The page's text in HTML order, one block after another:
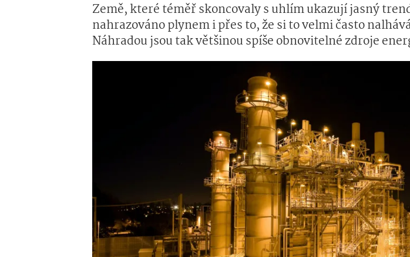
Země, které téměř skoncovaly s uhlím ukazují jasný
nahrazováno plynem i přes to, že si to velmi často
Náhradou jsou tak většinou spíše obnovitelné zdroje